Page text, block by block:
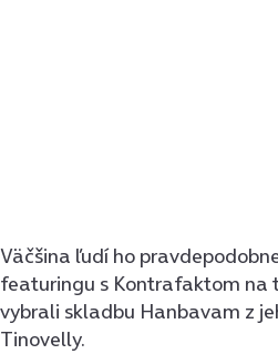
Väčšina ľudí ho
featuringu s Kontrafaktom na
vybrali skladbu Hanbavam z
Tinovelly.